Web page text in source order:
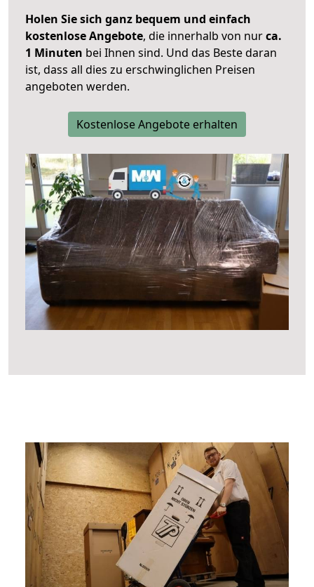
Holen Sie sich ganz bequem und einfach
kostenlose Angebote, die innerhalb von nurca.
1 Minuten bei Ihnen sind. Und das Beste daran
ist, dass all dies zu erschwinglichen Preisen
angeboten werden.
Kostenlose Angebote erhalten